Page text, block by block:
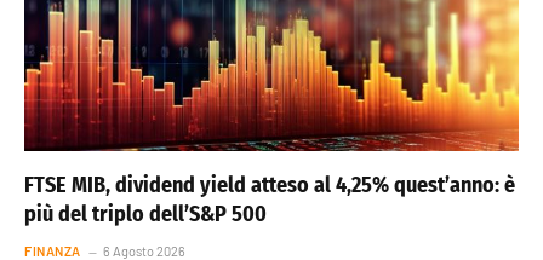
FTSE MIB, dividend yield atteso al 4,25% quest’anno: è
più del triplo dell’S&P 500
FINANZA 6 Agosto 2026